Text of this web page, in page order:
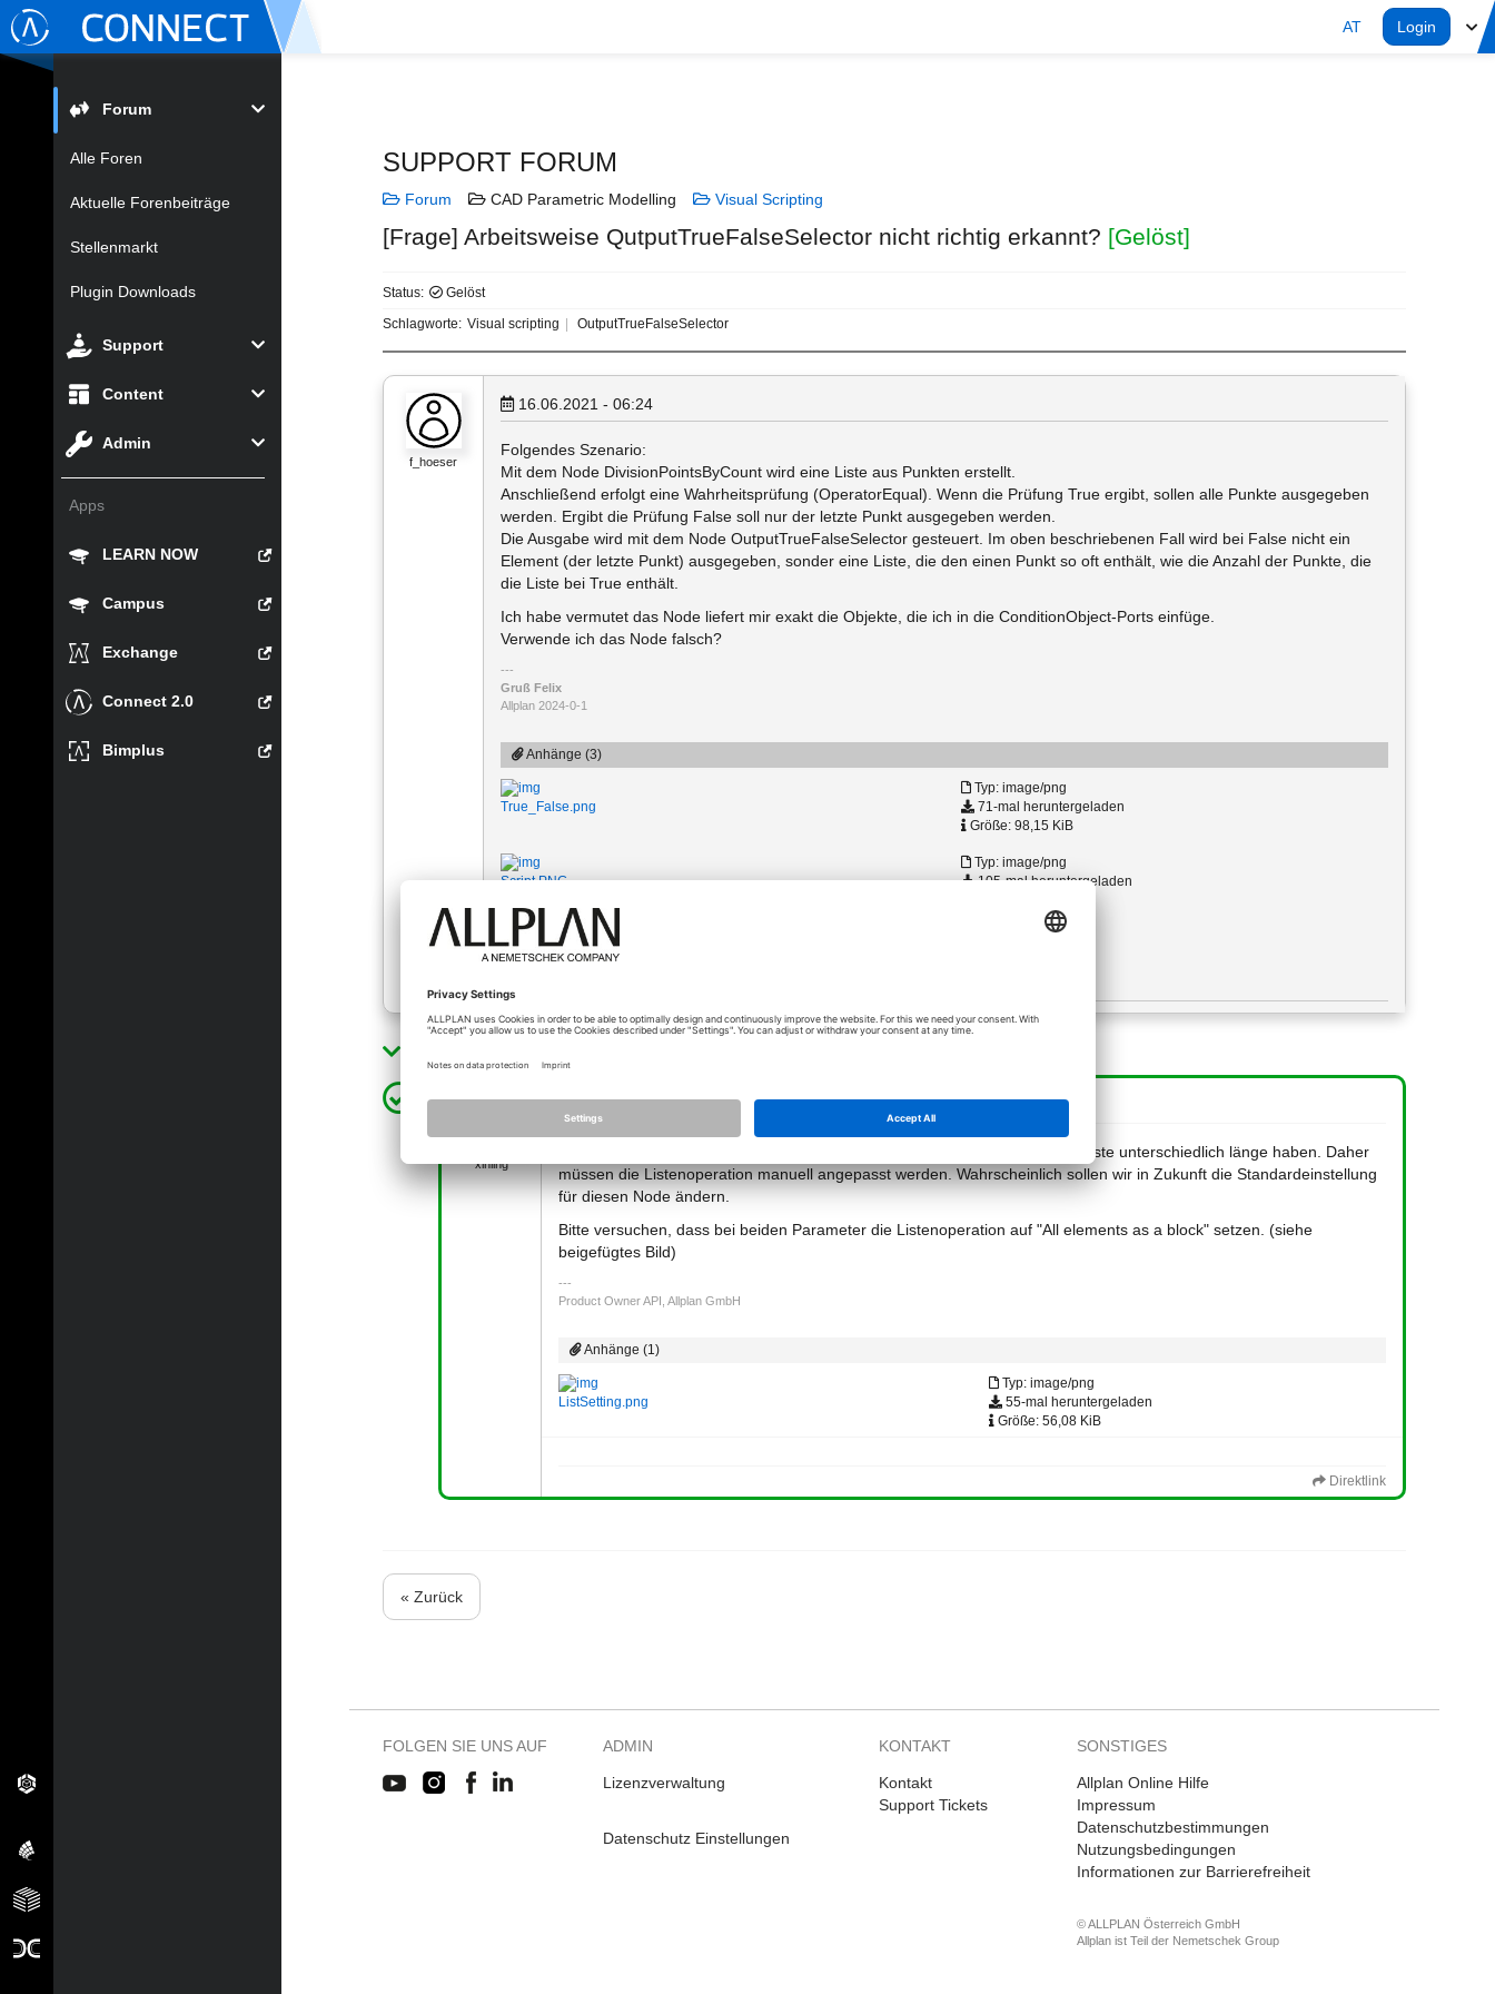
AT Login
Forum
Alle Foren
Aktuelle Forenbeiträge
Stellenmarkt
Plugin Downloads
Support
Content
Admin
Apps
LEARN NOW
Campus
Exchange
Connect 2.0
Bimplus
SUPPORT FORUM
Forum CAD Parametric Modelling Visual Scripting
[Frage] Arbeitsweise QutputTrueFalseSelector nicht richtig erkannt? [Gelöst]
Status:
Gelöst
Schlagworte: Visual scripting OutputTrueFalseSelector
f_hoeser
16.06.2021 - 06:24
Folgendes Szenario:
Mit dem Node DivisionPointsByCount wird eine Liste aus Punkten erstellt.
Anschließend erfolgt eine Wahrheitsprüfung (OperatorEqual). Wenn die Prüfung True ergibt, sollen alle Punkte ausgegeben
werden. Ergibt die Prüfung False soll nur der letzte Punkt ausgegeben werden.
Die Ausgabe wird mit dem Node OutputTrueFalseSelector gesteuert. Im oben beschriebenen Fall wird bei False nicht ein
Element (der letzte Punkt) ausgegeben, sonder eine Liste, die den einen Punkt so oft enthält, wie die Anzahl der Punkte, die
die Liste bei True enthält.
Ich habe vermutet das Node liefert mir exakt die Objekte, die ich in die ConditionObject-Ports einfüge.
Verwende ich das Node falsch?
Gruß Felix
Allplan 2024-0-1
Anhänge (3)
True_False.png
Typ: image/png
71-mal heruntergeladen
Größe: 98,15 KiB
Script.PNG
Typ: image/png
105-mal heruntergeladen
OutputTrueFalseSelector_03.zip
Typ: application/zip
2775-mal heruntergeladen
xinling
[Lösung]
Der Node ist nicht falsch verwendet. Es liegt daran, dass der beiden Input-Liste unterschiedlich länge haben. Daher
müssen die Listenoperation manuell angepasst werden. Wahrscheinlich sollen wir in Zukunft die Standardeinstellung
für diesen Node ändern.
Bitte versuchen, dass bei beiden Parameter die Listenoperation auf "All elements as a block" setzen. (siehe
beigefügtes Bild)
Product Owner API, Allplan GmbH
Anhänge (1)
ListSetting.png
Typ: image/png
55-mal heruntergeladen
Größe: 56,08 KiB
Direktlink
« Zurück
FOLGEN SIE UNS AUF ADMIN
Lizenzverwaltung
Datenschutz Einstellungen
KONTAKT
Kontakt
Support Tickets
SONSTIGES
Allplan Online Hilfe
Impressum
Datenschutzbestimmungen
Nutzungsbedingungen
Informationen zur Barrierefreiheit
© ALLPLAN Österreich GmbH
Allplan ist Teil der Nemetschek Group